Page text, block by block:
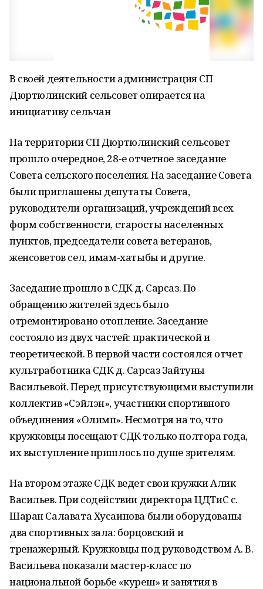
В своей деятельности администрация СП
Дюртюлинский сельсовет опирается на
инициативу сельчан
На территории СП Дюртюлинский сельсовет
прошло очередное, 28-е отчетное заседание
Совета сельского поселения. На заседание Совета
были приглашены депутаты Совета,
руководители организаций, учреждений всех
форм собственности, старосты населенных
пунктов, председатели совета ветеранов,
женсоветов сел, имам-хатыбы и другие.
Заседание прошло в СДК д. Сарсаз. По
обращению жителей здесь было
отремонтировано отопление. Заседание
состояло из двух частей: практической и
теоретической. В первой части состоялся отчет
культработника СДК д. Сарсаз Зайтуны
Васильевой. Перед присутствующими выступили
коллектив «Сэйлэн», участники спортивного
объединения «Олимп». Несмотря на то, что
кружковцы посещают СДК только полтора года,
их выступление пришлось по душе зрителям.
На втором этаже СДК ведет свои кружки Алик
Васильев. При содействии директора ЦДТиС с.
Шаран Салавата Хусаинова были оборудованы
два спортивных зала: борцовский и
тренажерный. Кружковцы под руководством А. В.
Васильева показали мастер-класс по
национальной борьбе «куреш» и занятия в